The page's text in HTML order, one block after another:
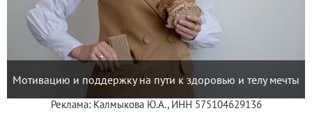
Мотивацию и поддержку на пути к здоровью и телу мечты
Реклама: Калмыкова Ю.А., ИНН 575104629136